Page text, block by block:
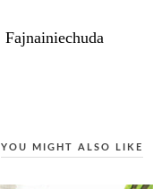
Fajnainiechuda
YOU MIGHT ALSO LIKE